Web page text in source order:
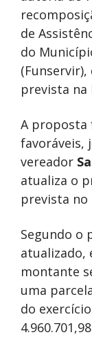
de
do
prevista na
A proposta
favoráveis,
vereador
atualiza o
prevista no
Segundo o
atualizado,
montante
uma
do